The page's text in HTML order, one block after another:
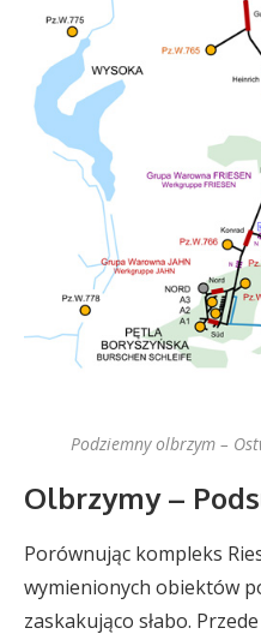
Podziemny olbrzym –
Olbrzymy –
Porównując kompleks
wymienionych obiektów
zaskakująco słabo.